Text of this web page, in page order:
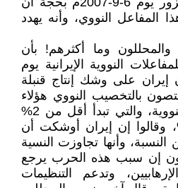
المفاعل النووي، وأنه يهدد
وما أكثرهم! بأن
النووية الإيرانية يوم
أن إيران على وشك إنتاج قنبلة
بالتخصيب النووي هؤلاء
شرحوا نسبة التخصيب النووية، والتي تبدأ أقل من 2%
عند أكثر من 90%، وقالوا إن إيران أوشكت أن
وأنها تجاوزت النسية
إن سبب هذه الحرب يرجع
وتدعم التنظيمات